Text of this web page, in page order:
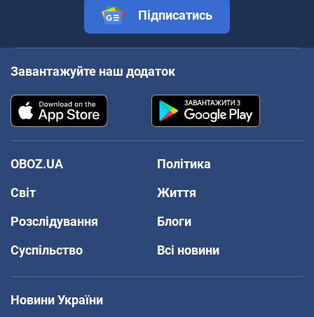
Підписатись
Завантажуйте наш додаток
OBOZ.UA
Політика
Світ
Життя
Розслідування
Блоги
Суспільство
Всі новини
Новини України